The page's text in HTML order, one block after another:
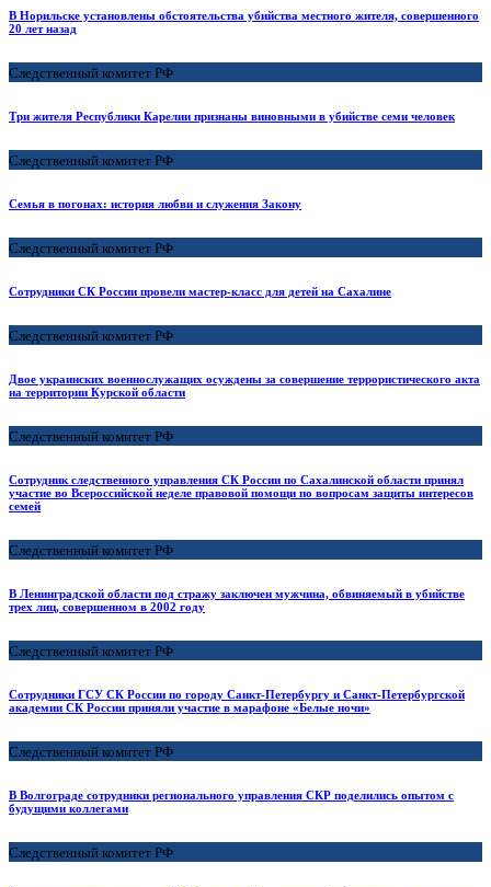
В Норильске установлены обстоятельства убийства местного жителя, совершенного
20 лет назад
Следственный комитет РФ
Три жителя Республики Карелии признаны виновными в убийстве семи человек
Следственный комитет РФ
Семья в погонах: история любви и служения Закону
Следственный комитет РФ
Сотрудники СК России провели мастер-класс для детей на Сахалине
Следственный комитет РФ
Двое украинских военнослужащих осуждены за совершение террористического акта
на территории Курской области
Следственный комитет РФ
Сотрудник следственного управления СК России по Сахалинской области принял
участие во Всероссийской неделе правовой помощи по вопросам защиты интересов
семей
Следственный комитет РФ
В Ленинградской области под стражу заключен мужчина, обвиняемый в убийстве
трех лиц, совершенном в 2002 году
Следственный комитет РФ
Сотрудники ГСУ СК России по городу Санкт-Петербургу и Санкт-Петербургской
академии СК России приняли участие в марафоне «Белые ночи»
Следственный комитет РФ
В Волгограде сотрудники регионального управления СКР поделились опытом с
будущими коллегами
Следственный комитет РФ